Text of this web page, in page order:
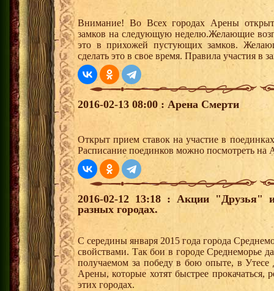
Внимание! Во Всех городах Арены
замков на следующую неделю.Желающие
это в прихожей пустующих замков.
сделать это в свое время. Правила участия в
2016-02-13 08:00 : Арена Смерти
Открыт прием ставок на участие в
Расписание поединков можно посмотреть на
2016-02-12 13:18 : Акции
разных городах.
С середины января 2015 года города
свойствами. Так бои в городе Среднеморье
получаемом за победу в бою опыте, в
Арены, которые хотят быстрее прокачаться,
этих городах.